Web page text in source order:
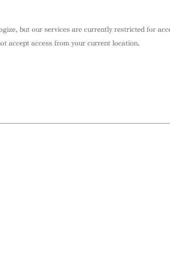
but our services are currently restricted for
accept access from your current location.